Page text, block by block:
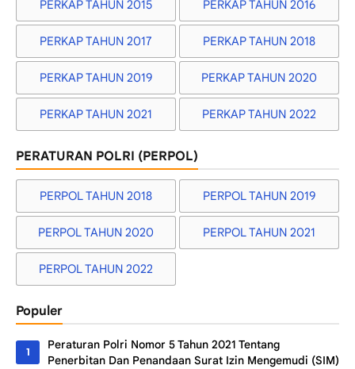
PERKAP TAHUN 2015 PERKAP TAHUN 2016
PERKAP TAHUN 2017 PERKAP TAHUN 2018
PERKAP TAHUN 2019 PERKAP TAHUN 2020
PERKAP TAHUN 2021 PERKAP TAHUN 2022
PERATURAN POLRI (PERPOL)
PERPOL TAHUN 2018 PERPOL TAHUN 2019
PERPOL TAHUN 2020 PERPOL TAHUN 2021
PERPOL TAHUN 2022
Populer
Peraturan Polri Nomor 5 Tahun 2021 Tentang
Penerbitan Dan Penandaan Surat Izin Mengemudi (SIM)